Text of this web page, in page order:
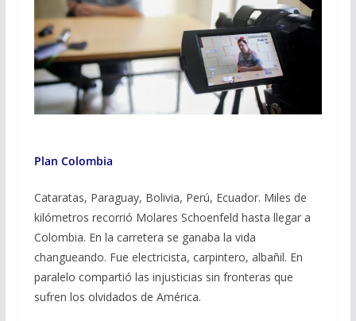
Plan Colombia
Cataratas, Paraguay, Bolivia, Perú, Ecuador. Miles de
kilómetros recorrió Molares Schoenfeld hasta llegar a
Colombia. En la carretera se ganaba la vida
changueando. Fue electricista, carpintero, albañil. En
paralelo compartió las injusticias sin fronteras que
sufren los olvidados de América.